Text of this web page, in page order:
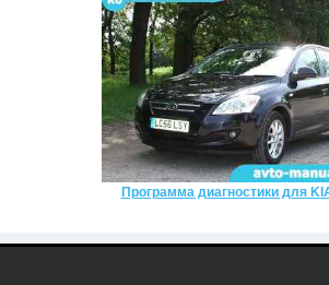
Программа диагностики для